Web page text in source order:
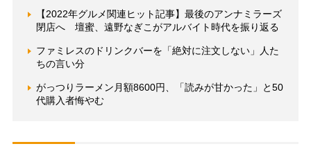
【2022年グルメ関連ヒット記事】最後のアンナミラーズ
閉店へ 壇蜜、遠野なぎこがアルバイト時代を振り返る
ファミレスのドリンクバーを「絶対に注文しない」人た
ちの言い分
がっつりラーメン月額8600円、「読みが甘かった」と50
代購入者悔やむ